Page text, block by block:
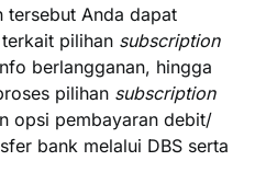
tersebut Anda dapat
pilihan subscription
berlangganan, hingga
pilihan subscription
opsi pembayaran debit/
bank melalui DBS serta